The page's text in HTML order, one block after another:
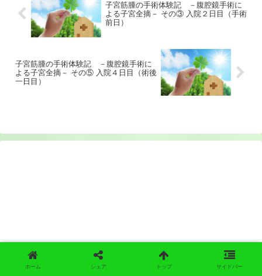
子宮筋腫の手術体験記 －腹腔鏡手術に
よる子宮全摘－ その③ 入院２日目（手術
前日）
子宮筋腫の手術体験記 －腹腔鏡手術に
よる子宮全摘－ その⑤ 入院４日目（術後
一日目）
ホーム シェア トップ サイドバー